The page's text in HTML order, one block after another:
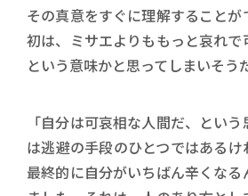
その真意をすぐに理解すること
初は、ミサエよりももっと哀れで
という意味かと思ってしまいそう
「自分は可哀相な人間だ、とい
は逃避の手段のひとつではある
最終的に自分がいちばん辛くな